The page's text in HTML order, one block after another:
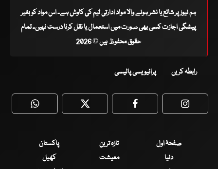
ہم نیوز پر شائع یا نشر ہونے والا مواد ادارتی ٹیم کی کاوش ہے۔ اس مواد کو بغیر
پیشگی اجازت کسی بھی صورت میں استعمال یا نقل کرنا درست نہیں۔ تمام
حقوق محفوظ ہیں © 2026
رابطہ کریں پرائیویسی پالیسی
WhatsApp Twitter Facebook
صفحۂ اول تازہ ترین
پاکستان
دنیا
معیشت
کھیل